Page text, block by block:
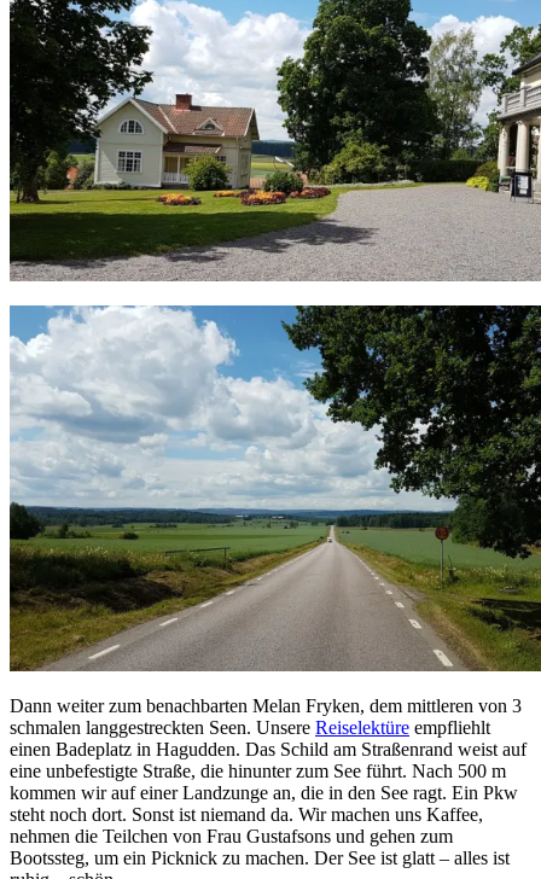
Dann weiter zum benachbarten Melan Fryken, dem mittleren von 3
schmalen langgestreckten Seen. Unsere Reiselektüre empfliehlt
einen Badeplatz in Hagudden. Das Schild am Straßenrand weist auf
eine unbefestigte Straße, die hinunter zum See führt. Nach 500 m
kommen wir auf einer Landzunge an, die in den See ragt. Ein Pkw
steht noch dort. Sonst ist niemand da. Wir machen uns Kaffee,
nehmen die Teilchen von Frau Gustafsons und gehen zum
Bootssteg, um ein Picknick zu machen. Der See ist glatt – alles ist